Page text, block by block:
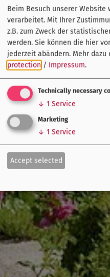
Beim Besuch unserer
verarbeitet. Mit Ihrer
z.B. zum Zweck der
werden. Sie können die hier
jederzeit abändern. Mehr dazu
protection / Impressum.
Technically necessary
↓ 1 Service
Marketing
↓ 1 Service
Accept selected